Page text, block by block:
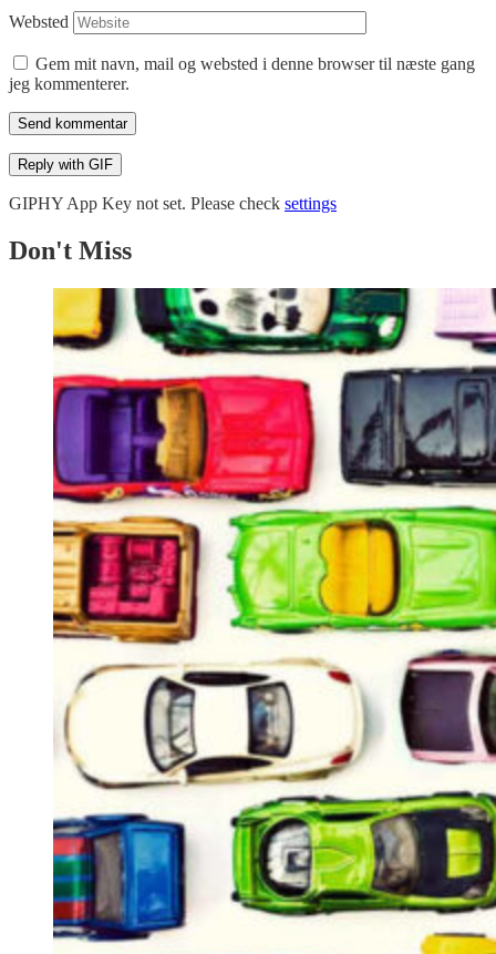
Websted
Gem mit navn, mail og websted i denne browser til næste gang
jeg kommenterer.
Send kommentar
Reply with GIF
GIPHY App Key not set. Please check settings
Don't Miss